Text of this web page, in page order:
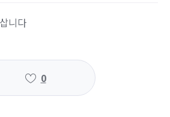
니다
0